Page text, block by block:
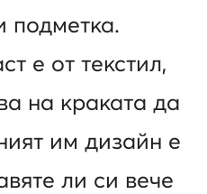
подметка.
е от текстил,
на краката да
им дизайн е
ли си вече